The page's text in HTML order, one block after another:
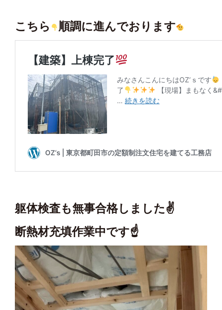
こちら 順調に進んでおります
躯体検査も無事合格しました✌️
断熱材充填作業中です☝️